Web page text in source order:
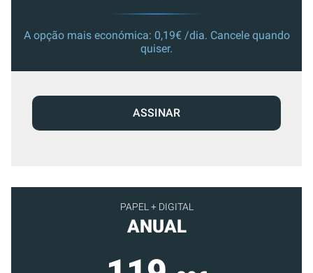
PAPEL + DIGITAL
ANUAL
A opção mais económica: 0,19€ /dia. Cancele quando
quiser.
ASSINAR